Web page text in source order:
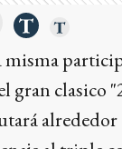
misma
gran clasico
alrededor